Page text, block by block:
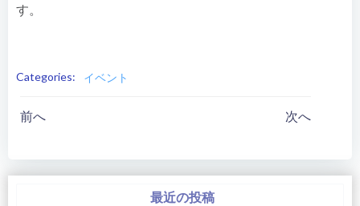
す。
Categories: イベント
投
稿
前へ
稿
ナ
次へ
最近の投稿